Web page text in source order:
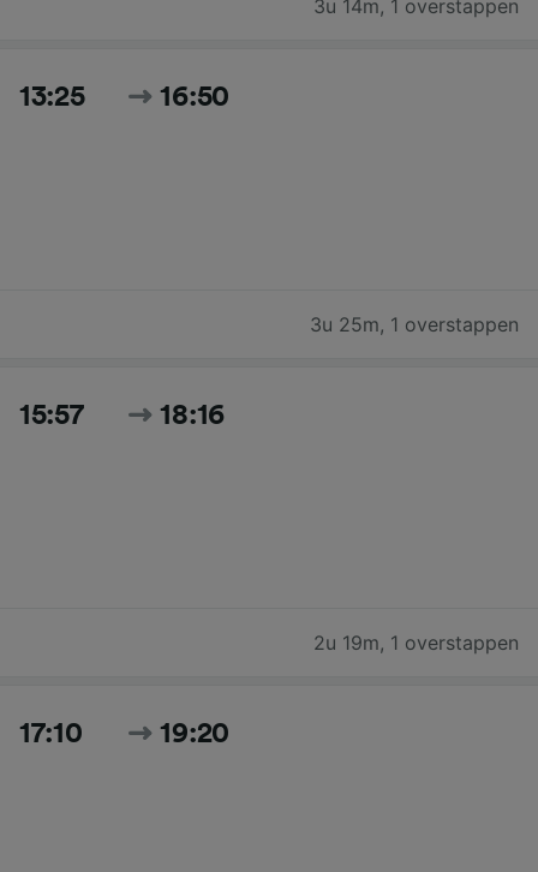
3u 14m, 1 overstappen
13:25 16:50
3u 25m, 1 overstappen
15:57 18:16
2u 19m, 1 overstappen
17:10 19:20